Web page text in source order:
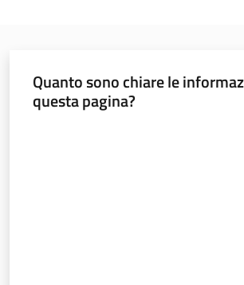
Quanto sono chiare le
questa pagina?